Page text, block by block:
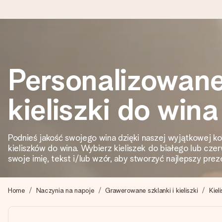
Tworzymy Twój prezent z troską i wysyłamy go w mgnieniu
4,7 (na podstawie +15 000 opinii)
Stwórz coś wyjątkowego w zaledwie kilku krokach – z jej
kieliszki do wina
Podnieś jakość swojego wina dzięki naszej wyjątkowej
kieliszków do wina. Wybierz kieliszek do białego lub
swoje imię, tekst i/lub wzór, aby stworzyć najlepszy
Home Naczynia na napoje Grawerowane szklanki i kieliszki